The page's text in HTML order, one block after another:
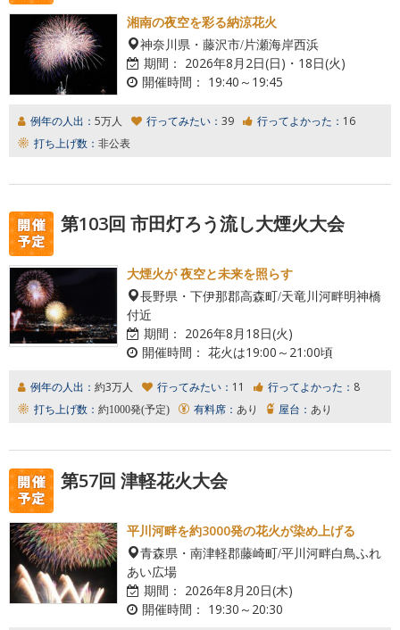
湘南の夜空を彩る納涼花火
神奈川県・藤沢市/片瀬海岸西浜
期間： 2026年8月2日(日)・18日(火)
開催時間： 19:40～19:45
例年の人出： 5万人 行ってみたい： 39 行ってよかった： 16
打ち上げ数： 非公表
第103回 市田灯ろう流し大煙火大会
大煙火が 夜空と未来を照らす
長野県・下伊那郡高森町/天竜川河畔明神橋
付近
期間： 2026年8月18日(火)
開催時間： 花火は19:00～21:00頃
例年の人出： 約3万人 行ってみたい： 11 行ってよかった： 8
打ち上げ数： 約1000発(予定) 有料席： あり 屋台： あり
第57回 津軽花火大会
平川河畔を約3000発の花火が染め上げる
青森県・南津軽郡藤崎町/平川河畔白鳥ふれ
あい広場
期間： 2026年8月20日(木)
開催時間： 19:30～20:30